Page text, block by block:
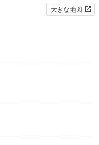
大きな地図